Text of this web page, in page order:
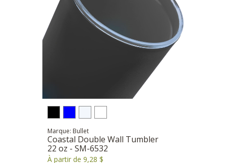
Marque: Bullet
Coastal Double Wall Tumbler
22 oz - SM-6532
À partir de 9,28 $